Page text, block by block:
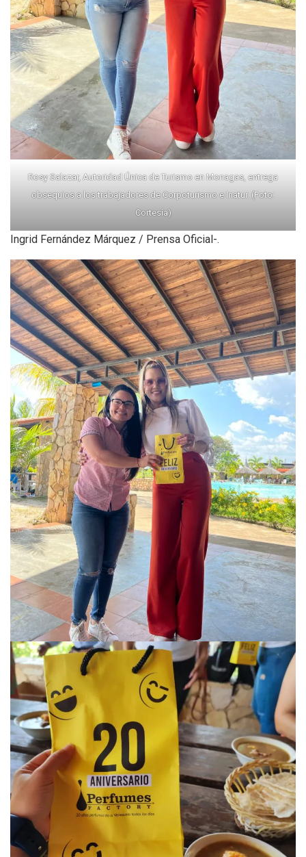
Rosy Salazar, Autoridad Única de Turismo en Monagas, entrega
obsequios a los trabajadores de Corpoturismo e Inatur. (Foto:
Cortesía)
Ingrid Fernández Márquez / Prensa Oficial-.